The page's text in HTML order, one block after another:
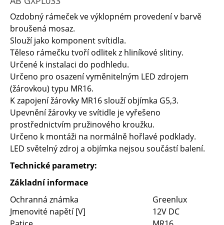
Ozdobný rámeček ve výklopném provedení v barvě
broušená mosaz.
Slouží jako komponent svítidla.
Těleso rámečku tvoří odlitek z hliníkové slitiny.
Určené k instalaci do podhledu.
Určeno pro osazení vyměnitelným LED zdrojem
(žárovkou) typu MR16.
K zapojení žárovky MR16 slouží objímka G5,3.
Upevnění žárovky ve svítidle je vyřešeno
prostřednictvím pružinového kroužku.
Určeno k montáži na normálně hořlavé podklady.
LED světelný zdroj a objímka nejsou součástí balení.
Technické parametry:
Základní informace
Ochranná známka
Greenlux
Jmenovité napětí [V]
12V DC